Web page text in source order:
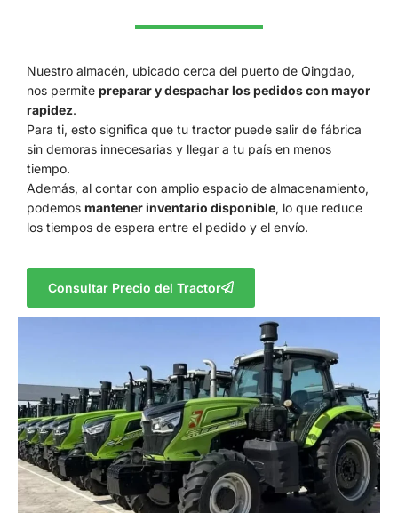
Nuestro almacén, ubicado cerca del puerto de Qingdao,
nos permite preparar y despachar los pedidos con mayor
rapidez.
Para ti, esto significa que tu tractor puede salir de fábrica
sin demoras innecesarias y llegar a tu país en menos
tiempo.
Además, al contar con amplio espacio de almacenamiento,
podemos mantener inventario disponible, lo que reduce
los tiempos de espera entre el pedido y el envío.
Consultar Precio del Tractor